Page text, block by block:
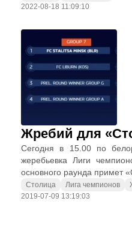
2022-08-18 11:09:10
Жребий для
Сегодня в 15.00 по
жеребьевка Лиги
основного раунда примет
Столица Лига чемпионов
2019-07-09 13:19:03